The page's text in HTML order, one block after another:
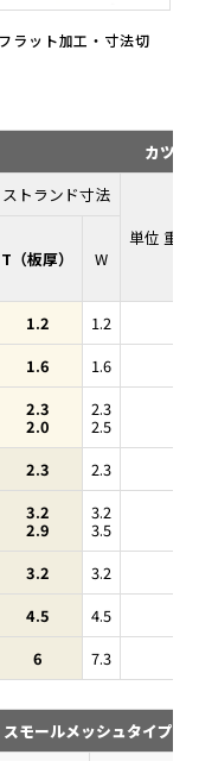
ラット加工・寸法切
カツラ
ストランド寸法
単位 重
T（板厚） W
1.2 1.2
1.6 1.6
2.3
2.0
2.3
2.5
2.3 2.3
3.2
2.9
3.2
3.5
3.2 3.2
4.5 4.5
6 7.3
スモールメッシュタイプ規